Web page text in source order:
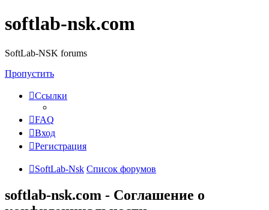
softlab-nsk.com
SoftLab-NSK forums
Пропустить
Ссылки
FAQ
Вход
Регистрация
SoftLab-Nsk Список форумов
softlab-nsk.com - Соглашение о